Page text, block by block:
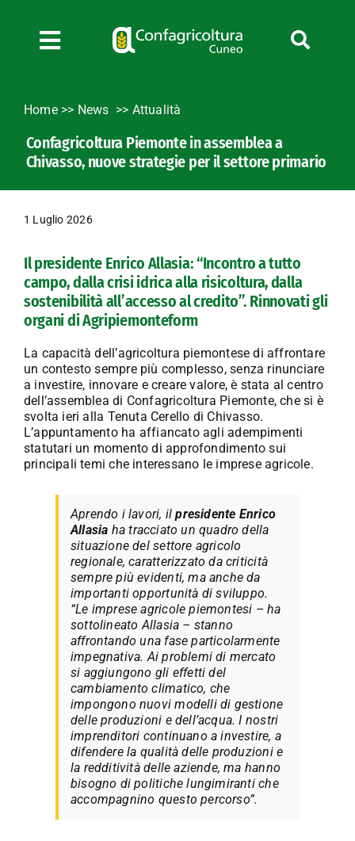
contenuto
Toggle
News
L’Agricoltore cuneese
Fotogallery
Lavora con noi
Contatti
Home>> News Attualità
Confagricoltura Piemonte in assemblea a
Chivasso, nuove strategie per il settore primario
1 Luglio 2026
Il presidente Enrico Allasia: “Incontro a tutto
campo, dalla crisi idrica alla risicoltura, dalla
sostenibilità all’accesso al credito”. Rinnovati gli
organi di Agripiemonteform
La capacità dell’agricoltura piemontese di affrontare
un contesto sempre più complesso, senza rinunciare
a investire, innovare e creare valore, è stata al centro
dell’assemblea di Confagricoltura Piemonte, che si è
svolta ieri alla Tenuta Cerello di Chivasso.
L’appuntamento ha affiancato agli adempimenti
statutari un momento di approfondimento sui
principali temi che interessano le imprese agricole.
Aprendo i lavori, ilpresidente Enrico
Allasia ha tracciato un quadro della
situazione del settore agricolo
regionale, caratterizzato da criticità
sempre più evidenti, ma anche da
importanti opportunità di sviluppo.
“Le imprese agricole piemontesi – ha
sottolineato Allasia – stanno
affrontando una fase particolarmente
impegnativa. Ai problemi di mercato
si aggiungono gli effetti del
cambiamento climatico, che
impongono nuovi modelli di gestione
delle produzioni e dell’acqua. I nostri
imprenditori continuano a investire, a
difendere la qualità delle produzioni e
la redditività delle aziende, ma hanno
bisogno di politiche lungimiranti che
accompagnino questo percorso”.